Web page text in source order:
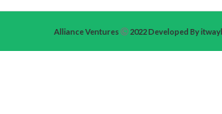
Alliance Ventures 2022 Developed By